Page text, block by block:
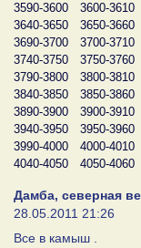
3590-3600
3600-3610
3640-3650
3650-3660
3690-3700
3700-3710
3740-3750
3750-3760
3790-3800
3800-3810
3840-3850
3850-3860
3890-3900
3900-3910
3940-3950
3950-3960
3990-4000
4000-4010
4040-4050
4050-4060
Дамба, северная
28.05.2011 21:26
Все в камыш .